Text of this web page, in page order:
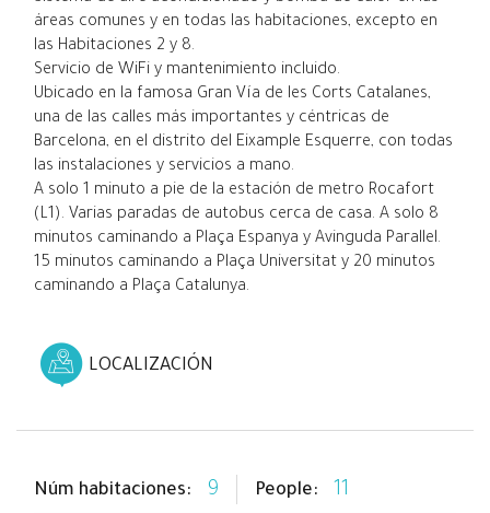
áreas comunes y en todas las habitaciones, excepto en
las Habitaciones 2 y 8.
Servicio de WiFi y mantenimiento incluido.
Ubicado en la famosa Gran Vía de les Corts Catalanes,
una de las calles más importantes y céntricas de
Barcelona, en el distrito del Eixample Esquerre, con todas
las instalaciones y servicios a mano.
A solo 1 minuto a pie de la estación de metro Rocafort
(L1). Varias paradas de autobus cerca de casa. A solo 8
minutos caminando a Plaça Espanya y Avinguda Parallel.
15 minutos caminando a Plaça Universitat y 20 minutos
caminando a Plaça Catalunya.
LOCALIZACIÓN
Núm habitaciones: 9 People: 11